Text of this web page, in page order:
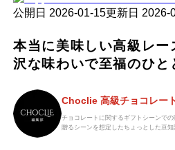
公開日 2026-01-15更新日 2026-
本当に美味しい高級レ
沢な味わいで至福のひと
Choclie 高級チョコレー
チョコレートに関するギフトシーンでの
贈るシーンを想定したちょっとした豆